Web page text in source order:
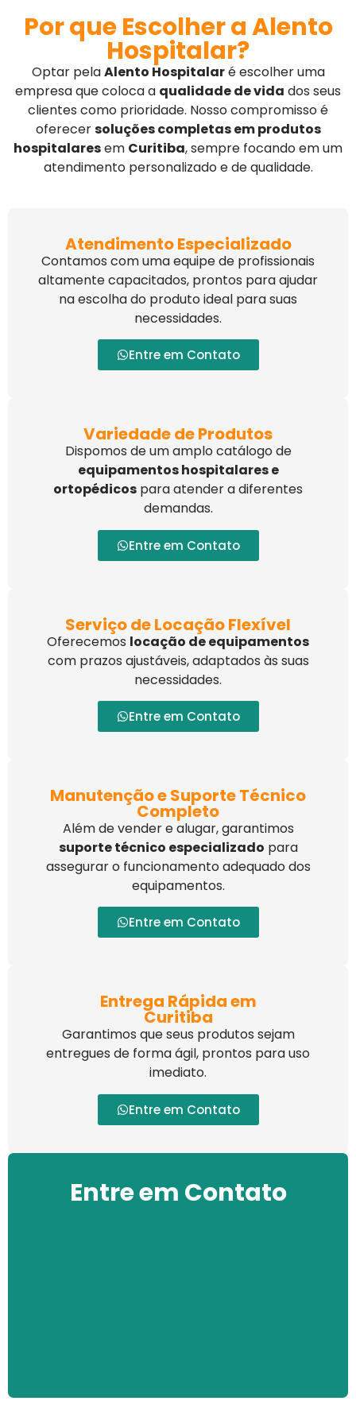
Por que Escolher a Alento
Hospitalar?
Optar pelaAlento Hospitalaré escolher uma
empresa que coloca a qualidade de vida dos seus
clientes como prioridade. Nosso compromisso é
oferecersoluções completas em produtos
hospitalaresem Curitiba, sempre focando em um
atendimento personalizado e de qualidade.
Atendimento Especializado
Contamos com uma equipe de profissionais
altamente capacitados, prontos para ajudar
na escolha do produto ideal para suas
necessidades.
Entre em Contato
Variedade de Produtos
Dispomos de um amplo catálogo de
equipamentos hospitalares e
ortopédicos para atender a diferentes
demandas.
Entre em Contato
Serviço de Locação Flexível
Oferecemos locação de equipamentos
com prazos ajustáveis, adaptados às suas
necessidades.
Entre em Contato
Manutenção e Suporte Técnico
Completo
Além de vender e alugar, garantimos
suporte técnico especializado para
assegurar o funcionamento adequado dos
equipamentos.
Entre em Contato
Entrega Rápida em
Curitiba
Garantimos que seus produtos sejam
entregues de forma ágil, prontos para uso
imediato.
Entre em Contato
Entre em Contato